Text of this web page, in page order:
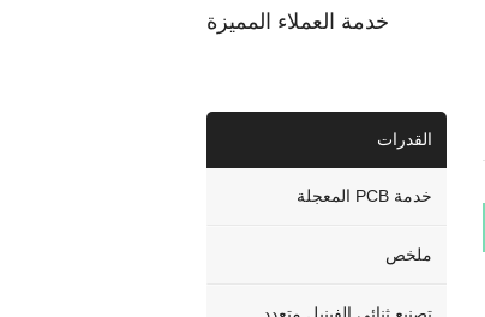
خدمة العملاء المميزة
القدرات
خدمة PCB المعجلة
ملخص